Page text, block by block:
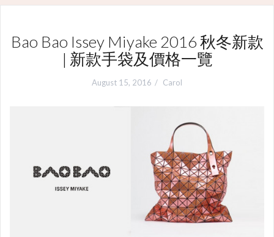
Bao Bao Issey Miyake 2016 秋冬新款
| 新款手袋及價格一覽
August 15, 2016 Carol